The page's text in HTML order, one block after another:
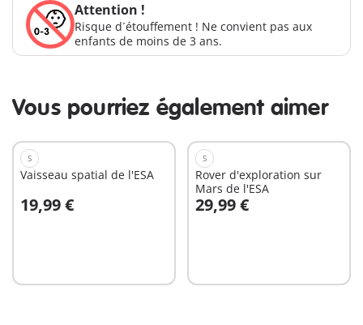
Attention !
Risque d´étouffement ! Ne convient pas aux
enfants de moins de 3 ans.
Vous pourriez également aimer
S
Vaisseau spatial de l'ESA
19,99 €
Au panier
S
Rover d'exploration sur
Mars de l'ESA
29,99 €
Au panier